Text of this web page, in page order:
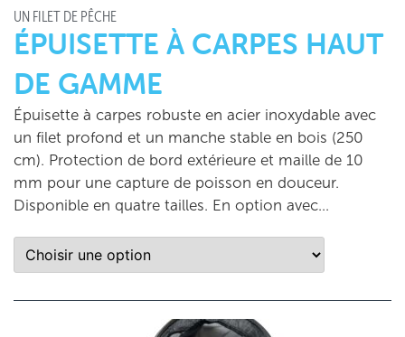
UN FILET DE PÊCHE
ÉPUISETTE À CARPES HAUT
DE GAMME
Épuisette à carpes robuste en acier inoxydable avec
un filet profond et un manche stable en bois (250
cm). Protection de bord extérieure et maille de 10
mm pour une capture de poisson en douceur.
Disponible en quatre tailles. En option avec...